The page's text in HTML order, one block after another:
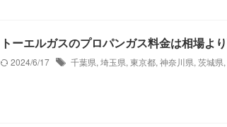
トーエルガスのプロパンガス料金は相場よ
2024/6/17
千葉県, 埼玉県, 東京都, 神奈川県, 茨城県,